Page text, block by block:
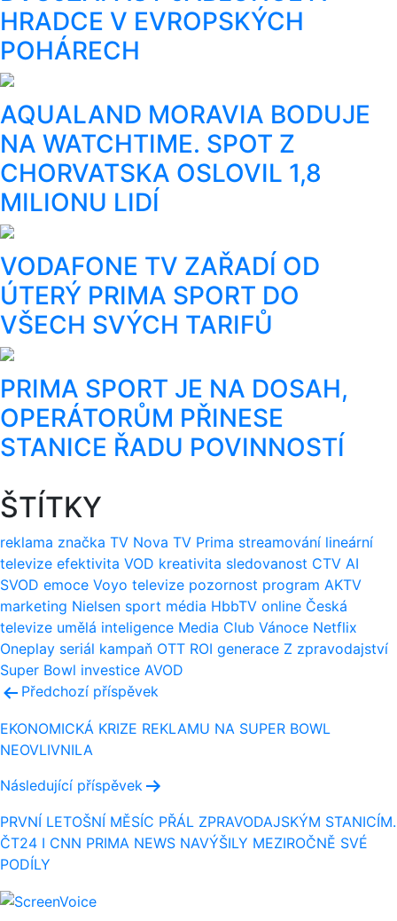
HRADCE V EVROPSKÝCH
POHÁRECH
AQUALAND MORAVIA BODUJE
NA WATCHTIME. SPOT Z
CHORVATSKA OSLOVIL 1,8
MILIONU LIDÍ
VODAFONE TV ZAŘADÍ OD
ÚTERÝ PRIMA SPORT DO
VŠECH SVÝCH TARIFŮ
PRIMA SPORT JE NA DOSAH,
OPERÁTORŮM PŘINESE
STANICE ŘADU POVINNOSTÍ
ŠTÍTKY
reklama značka TV Nova TV Prima streamování lineární
televize efektivita VOD kreativita sledovanost CTV AI
SVOD emoce Voyo televize pozornost program AKTV
marketing Nielsen sport média HbbTV online Česká
televize umělá inteligence Media Club Vánoce Netflix
Oneplay seriál kampaň OTT ROI generace Z zpravodajství
Super Bowl investice AVOD
Navigace
pro
příspěvek
Předchozí příspěvek
EKONOMICKÁ KRIZE REKLAMU NA SUPER BOWL
NEOVLIVNILA
Následující příspěvek
PRVNÍ LETOŠNÍ MĚSÍC PŘÁL ZPRAVODAJSKÝM STANICÍM.
ČT24 I CNN PRIMA NEWS NAVÝŠILY MEZIROČNĚ SVÉ
PODÍLY